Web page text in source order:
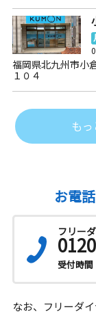
福岡県北九州市小
１０４
も
お電
フリー
受付時間
なお、フリーダ